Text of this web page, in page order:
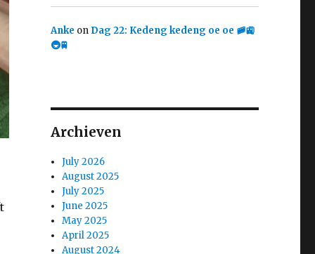
Anke on Dag 22: Kedeng kedeng oe oe 🚞🚉
🚇🚆
Archieven
July 2026
August 2025
July 2025
June 2025
May 2025
April 2025
August 2024